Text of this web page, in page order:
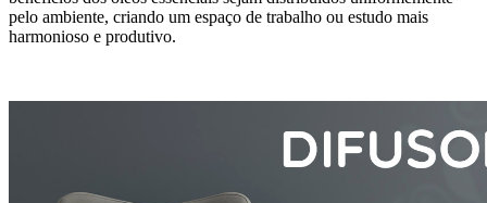
pelo ambiente, criando um espaço de trabalho ou estudo mais
harmonioso e produtivo.